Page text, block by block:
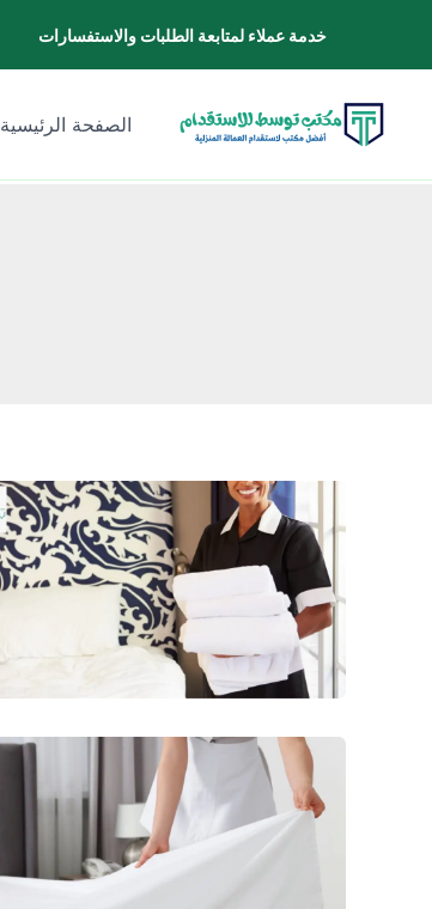
خدمة عملاء لمتابعة الطلبات والاستفسارات
المحتوى
الصفحة الرئيسية